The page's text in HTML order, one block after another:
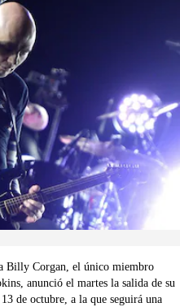
Billy Corgan, el único miembro
anunció el martes la salida de su
de octubre, a la que seguirá una